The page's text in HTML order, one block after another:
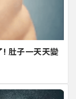
! 肚子一天天變